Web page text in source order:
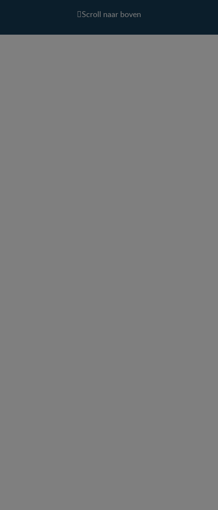
Scroll naar boven